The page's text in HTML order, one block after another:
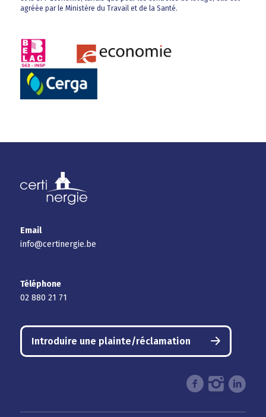
agréée par le Ministère du Travail et de la Santé.
Email
info@certinergie.be
Téléphone
02 880 21 71
Introduire une plainte/réclamation